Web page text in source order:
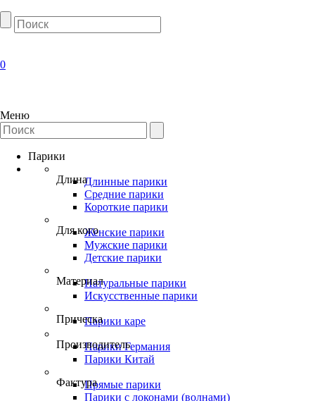
0
Меню
Парики
ДлинаДлинные парики
Средние парики
Короткие парики
Для когоЖенские парики
Мужские парики
Детские парики
МатериалНатуральные парики
Искусственные парики
ПрическаПарики каре
Производитель
Парики Германия
Парики Китай
ФактураПрямые парики
Парики с локонами (волнами)